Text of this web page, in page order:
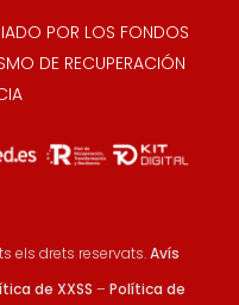
POR LOS FONDOS
DE RECUPERACIÓN
els drets reservats.Avís
de XXSS –Política de